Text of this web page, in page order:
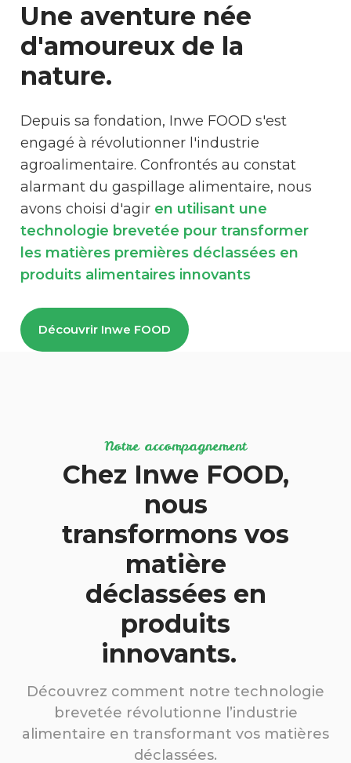
Une aventure née
d'amoureux de la
nature.
Depuis sa fondation, Inwe FOOD s'est
engagé à révolutionner l'industrie
agroalimentaire. Confrontés au constat
alarmant du gaspillage alimentaire, nous
avons choisi d'agir en utilisant une
technologie brevetée pour transformer
les matières premières déclassées en
produits alimentaires innovants
Découvrir Inwe FOOD
Notre accompagnement
Chez Inwe FOOD,
nous
transformons vos
matière
déclassées en
produits
innovants.
Découvrez comment notre technologie
brevetée révolutionne l’industrie
alimentaire en transformant vos matières
déclassées.